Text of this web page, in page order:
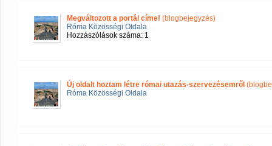
Megváltozott a portál címe! (blogbejegyzés)
Róma Közösségi Oldala
Hozzászólások száma: 1
Új oldalt hoztam létre római utazás-szervezésemről
Róma Közösségi Oldala